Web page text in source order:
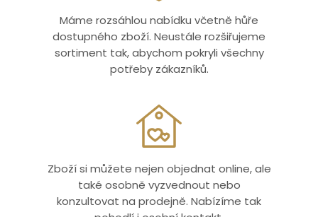
Máme rozsáhlou nabídku včetně hůře
dostupného zboží. Neustále rozšiřujeme
sortiment tak, abychom pokryli všechny
potřeby zákazníků.
Zboží si můžete nejen objednat online, ale
také osobně vyzvednout nebo
konzultovat na prodejně. Nabízíme tak